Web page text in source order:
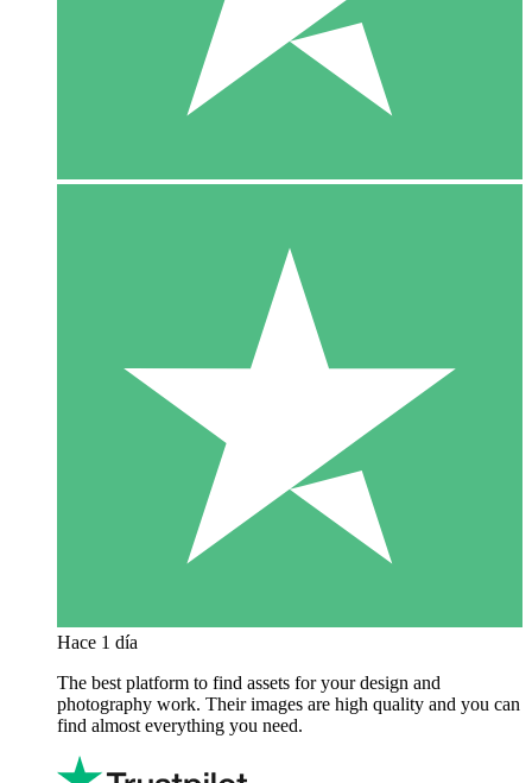
Hace 1 día
The best platform to find assets for your design and
photography work. Their images are high quality and you can
find almost everything you need.